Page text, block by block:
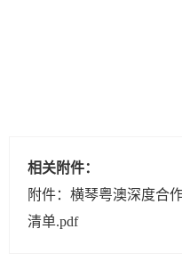
相关附件：
附件：横琴粤澳深度合
清单.pdf